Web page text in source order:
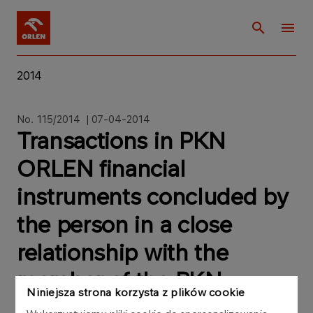
Niniejsza strona korzysta z plików cookie
2014
No. 115/2014 | 07-04-2014
Transactions in PKN
ORLEN financial
instruments concluded by
the person in a close
relationship with the
member of the PKN